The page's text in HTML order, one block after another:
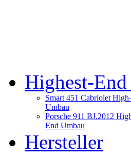
Highest-
Smart 451 Cabriolet
Umbau
Porsche 911 BJ.2012
End Umbau
Hersteller